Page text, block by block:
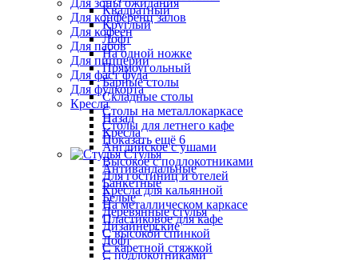
Квадратный
Круглый
Лофт
На одной ножке
Прямоугольный
Барные столы
Складные столы
Столы на металлокаркасе
Столы для летнего кафе
Показать ещё 6
Стулья
Антивандальные
Банкетные
Белые
Деревянные стулья
Дизайнерские
Лофт
С подлокотниками
Для зоны ожидания
Для конференц залов
Для кофеен
Для пабов
Для пиццерии
Для фаст фуда
Для фудкорта
Кресла
Назад
Кресла
Английское с ушами
Высокое с подлокотниками
Для гостиниц и отелей
Кресла для кальянной
На металлическом каркасе
Пластиковое для кафе
С высокой спинкой
С каретной стяжкой